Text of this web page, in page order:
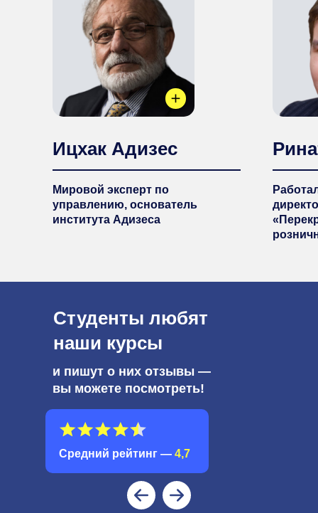
Ицхак Адизес
Мировой эксперт по
управлению, основатель
института Адизеса
Студенты любят
наши курсы
и пишут о них отзывы —
вы можете посмотреть!
Cредний рейтинг — 4,7